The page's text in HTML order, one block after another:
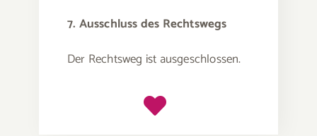
7. Ausschluss des Rechtswegs
Der Rechtsweg ist ausgeschlossen.